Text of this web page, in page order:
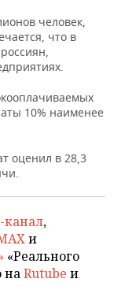
человек,
что в
10% наименее
оценил в 28,3
канал,
и
«Реального
наRutube и